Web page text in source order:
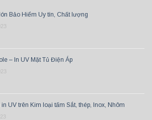
Bảo Hiểm Uy tín, Chất lượng
– In UV Mặt Tủ Điện Áp
UV trên Kim loại tấm Sắt, thép, Inox, Nhôm